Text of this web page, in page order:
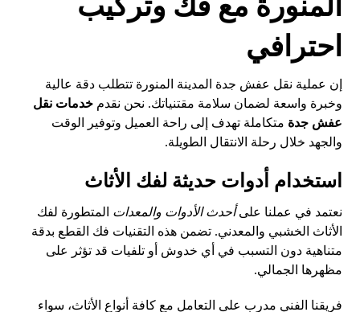
المنورة مع فك وتركيب
احترافي
إن عملية نقل عفش جدة المدينة المنورة تتطلب دقة عالية
وخبرة واسعة لضمان سلامة مقتنياتك. نحن نقدمخدمات نقل
عفش جدة متكاملة تهدف إلى راحة العميل وتوفير الوقت
والجهد خلال رحلة الانتقال الطويلة.
استخدام أدوات حديثة لفك الأثاث
نعتمد في عملنا علىأحدث الأدوات والمعدات المتطورة لفك
الأثاث الخشبي والمعدني. تضمن هذه التقنيات فك القطع بدقة
متناهية دون التسبب في أي خدوش أو تلفيات قد تؤثر على
مظهرها الجمالي.
فريقنا الفني مدرب على التعامل مع كافة أنواع الأثاث، سواء